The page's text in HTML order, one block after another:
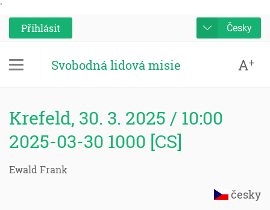
'
Přihlásit
Česky
Svobodná lidová misie A+
Krefeld, 30. 3. 2025 / 10:00
2025-03-30 1000 [CS]
Ewald Frank
česky